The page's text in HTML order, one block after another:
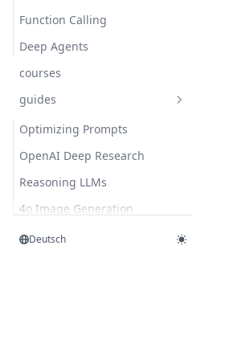
Function Calling
Deep Agents
courses
guides
Optimizing Prompts
OpenAI Deep Research
Reasoning LLMs
4o Image Generation
Context Engineering Guide
Deutsch